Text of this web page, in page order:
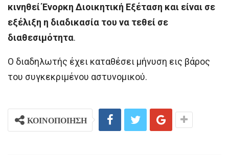
κινηθεί Ένορκη Διοικητική Εξέταση και είναι σε
εξέλιξη η διαδικασία του να τεθεί σε
διαθεσιμότητα.
Ο διαδηλωτής έχει καταθέσει μήνυση εις βάρος
του συγκεκριμένου αστυνομικού.
ΚΟΙΝΟΠΟΙΗΣΗ